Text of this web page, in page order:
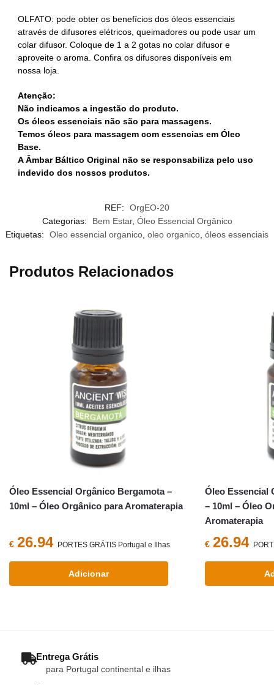
OLFATO: pode obter os benefícios dos óleos essenciais
através de difusores elétricos, queimadores ou pode usar um
colar difusor. Coloque de 1 a 2 gotas no colar difusor e
aproveite o aroma. Confira os difusores disponíveis em
nossa loja.
Atenção:
Não indicamos a ingestão do produto.
Os óleos essenciais não são para massagens.
Temos óleos para massagem com essencias em Óleo
Base.
A Âmbar Báltico Original não se responsabiliza pelo uso
indevido dos nossos produtos.
REF:
OrgEO-20
Categorias:
Bem Estar, Óleo Essencial Orgânico
Etiquetas:
Oleo essencial organico oleo organico óleos essenciais
Produtos Relacionados
Óleo Essencial Orgânico Bergamota –
10ml – Óleo Orgânico para Aromaterapia
€ 26.94 PORTES GRÁTIS Portugal e Ilhas
Adicionar
Óleo Essencial
– 10ml – Óleo
Aromaterapia
€ 26.94
– Entrega Grátis
para Portugal continental e ilhas